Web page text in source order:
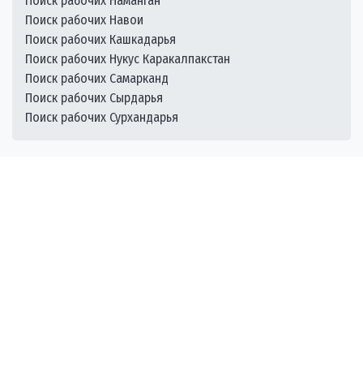
Поиск рабочих Навои
Поиск рабочих Кашкадарья
Поиск рабочих Нукус Каракалпакстан
Поиск рабочих Самарканд
Поиск рабочих Сырдарья
Поиск рабочих Сурхандарья